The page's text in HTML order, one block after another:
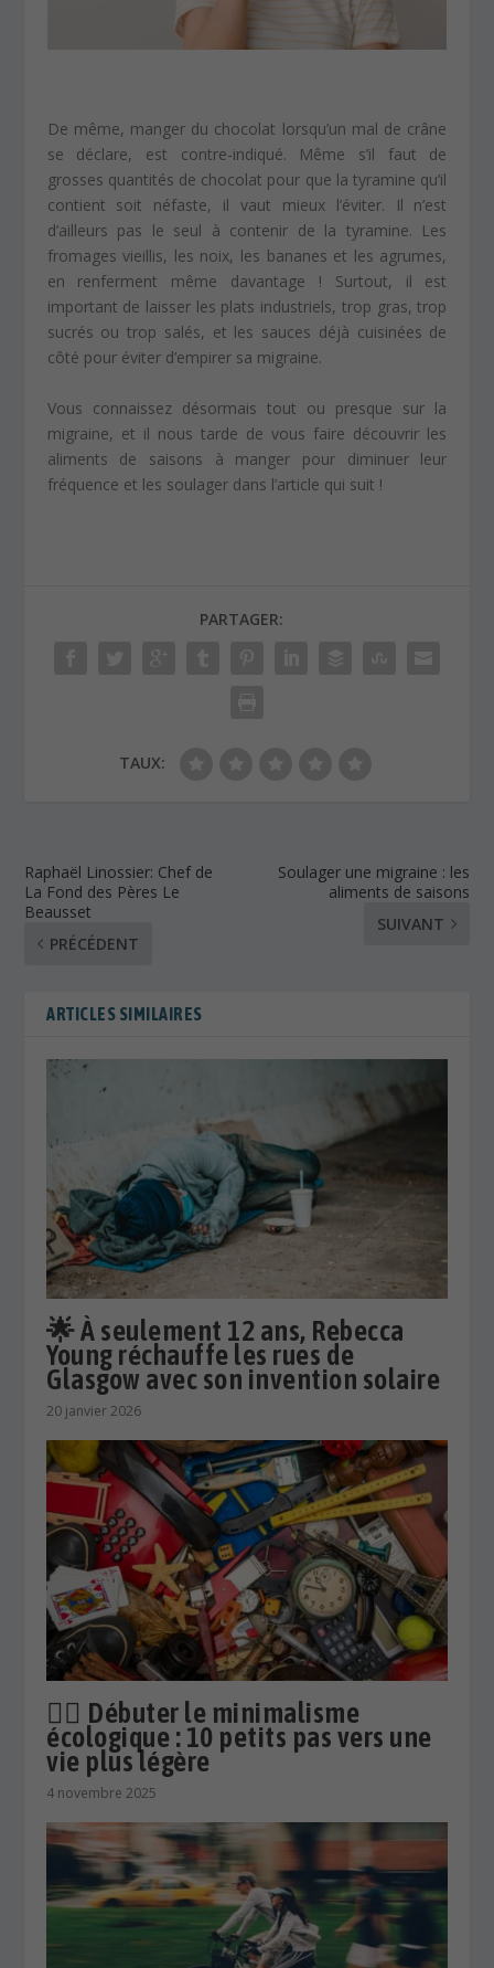
De même, manger du chocolat lorsqu’un mal de crâne
se déclare, est contre-indiqué. Même s’il faut de
grosses quantités de chocolat pour que la tyramine qu’il
contient soit néfaste, il vaut mieux l’éviter. Il n’est
d’ailleurs pas le seul à contenir de la tyramine. Les
fromages vieillis, les noix, les bananes et les agrumes,
en renferment même davantage ! Surtout, il est
important de laisser les plats industriels, trop gras, trop
sucrés ou trop salés, et les sauces déjà cuisinées de
côté pour éviter d’empirer sa migraine.
Vous connaissez désormais tout ou presque sur la
migraine, et il nous tarde de vous faire découvrir les
aliments de saisons à manger pour diminuer leur
fréquence et les soulager dans l’article qui suit !
PARTAGER:
TAUX:
Raphaël Linossier: Chef de
La Fond des Pères Le
Beausset
PRÉCÉDENT
Soulager une migraine : les
aliments de saisons
SUIVANT
ARTICLES SIMILAIRES
🌟 À seulement 12 ans, Rebecca
Young réchauffe les rues de
Glasgow avec son invention solaire
20 janvier 2026
🧘‍♀️ Débuter le minimalisme
écologique : 10 petits pas vers une
vie plus légère
4 novembre 2025